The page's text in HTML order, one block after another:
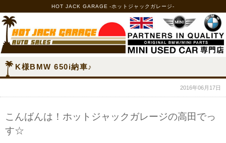
HOT JACK GARAGE -ホットジャックガレージ-
K様BMW 650i納車♪
2016年06月17日
こんばんは！ホットジャックガレージの高田でっ
す☆